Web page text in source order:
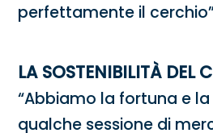
perfettamente il
LA SOSTENIBILITÀ DEL
“Abbiamo la fortuna e
qualche sessione di